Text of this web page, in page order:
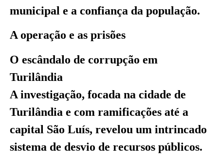
municipal e a confiança da população.
A operação e as prisões
O escândalo de corrupção em
Turilândia
A investigação, focada na cidade de
Turilândia e com ramificações até a
capital São Luís, revelou um intrincado
sistema de desvio de recursos públicos.